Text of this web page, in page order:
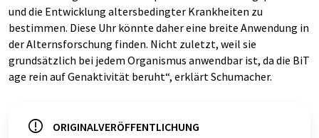
und die Entwicklung altersbedingter Krankheiten zu
bestimmen. Diese Uhr könnte daher eine breite Anwendung in
der Alternsforschung finden. Nicht zuletzt, weil sie
grundsätzlich bei jedem Organismus anwendbar ist, da die BiT
age rein auf Genaktivität beruht“, erklärt Schumacher.
ORIGINALVERÖFFENTLICHUNG